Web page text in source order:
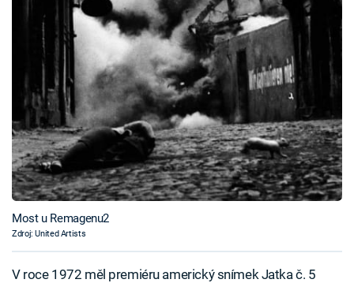
Most u Remagenu2
Zdroj: United Artists
V roce 1972 měl premiéru americký snímek Jatka č. 5